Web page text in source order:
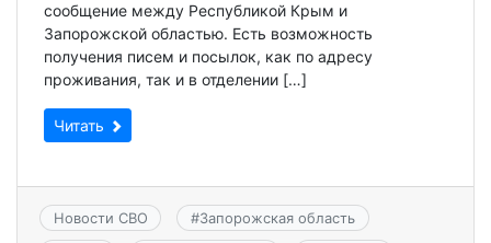
сообщение между Республикой Крым и
Запорожской областью. Есть возможность
получения писем и посылок, как по адресу
проживания, так и в отделении […]
Читать
Новости СВО #Запорожская область